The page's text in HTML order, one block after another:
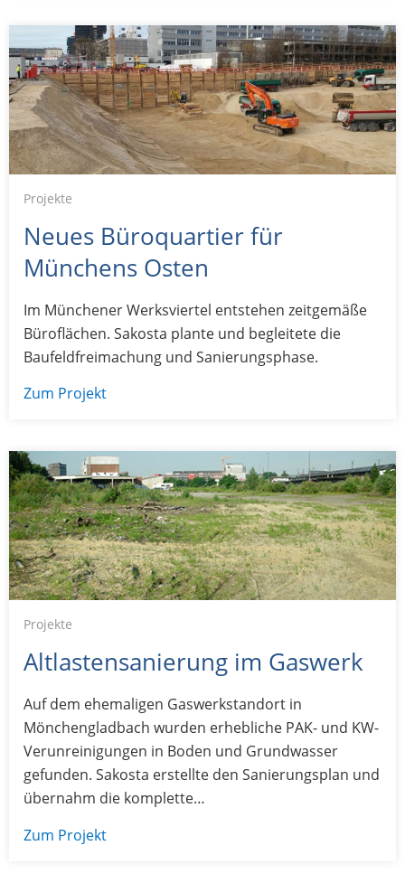
Projekte
Neues Büroquartier für
Münchens Osten
Im Münchener Werksviertel entstehen zeitgemäße
Büroflächen. Sakosta plante und begleitete die
Baufeldfreimachung und Sanierungsphase.
Zum Projekt
Projekte
Altlastensanierung im Gaswerk
Auf dem ehemaligen Gaswerkstandort in
Mönchengladbach wurden erhebliche PAK- und KW-
Verunreinigungen in Boden und Grundwasser
gefunden. Sakosta erstellte den Sanierungsplan und
übernahm die komplette…
Zum Projekt